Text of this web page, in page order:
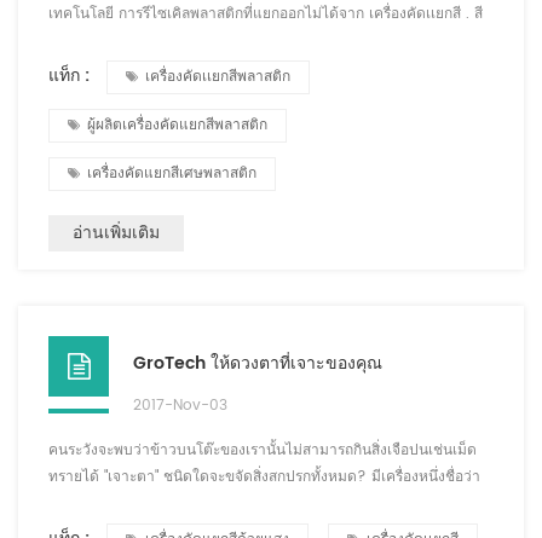
เทคโนโลยี การรีไซเคิลพลาสติกที่แยกออกไม่ได้จาก เครื่องคัดเเยกสี . สี
Ltd เปิดตัวเครื่องคัดแยก, พลาสติกพีวีซี, เครื่องคัดเเยกสีพลาสติก ABS
แยกพลาสติกรีไซเคิลค่อนข้างสะดุดตา ลูกค้าทั้งเก่าและใหม่ยกย่อง :
แท็ก : เครื่องคัดเเยกสีพลาสติก
ผู้ผลิตเครื่องคัดแยกสีพลาสติก
เครื่องคัดแยกสีเศษพลาสติก
อ่านเพิ่มเติม
GroTech ให้ดวงตาที่เจาะของคุณ
2017-Nov-03
คนระวังจะพบว่าข้าวบนโต๊ะของเรานั้นไม่สามารถกินสิ่งเจือปนเช่นเม็ด
ทรายได้ "เจาะตา" ชนิดใดจะขจัดสิ่งสกปรกทั้งหมด? มีเครื่องหนึ่งชื่อว่า
ต่างกัน เพื่อให้สามารถทำให้เกิดสิ่งสกปรกได้ CCD เป็นเทคโนโลยีหลัก